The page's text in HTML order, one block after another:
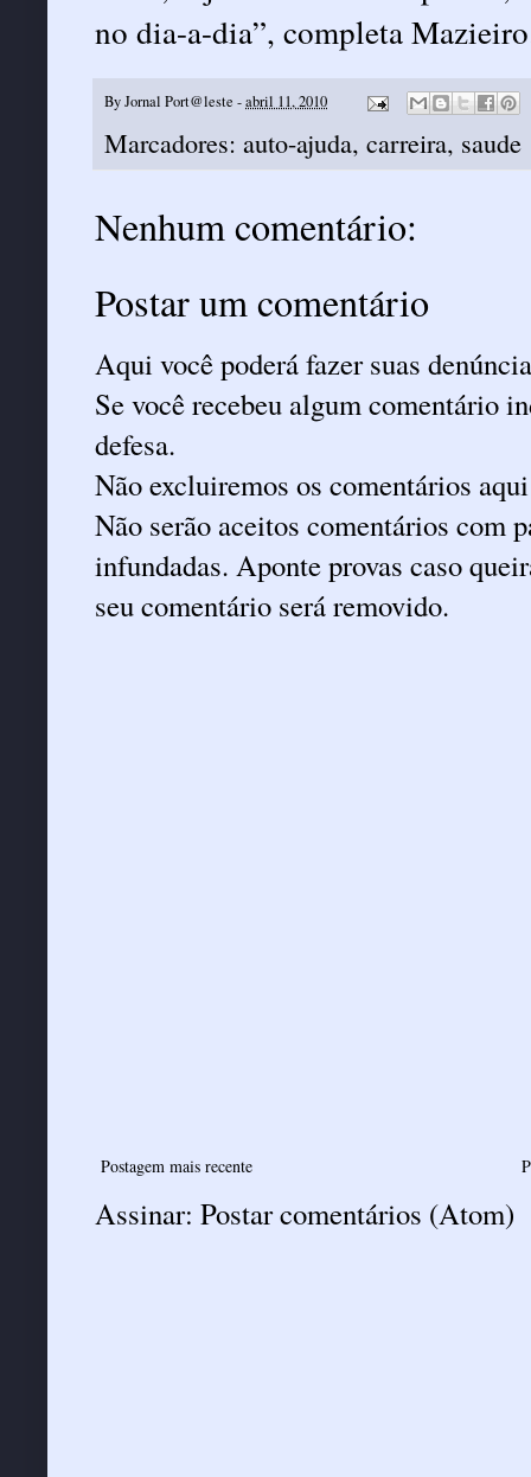
no dia-a-dia”, completa
ByJornal Port@leste -abril 11, 2010
Marcadores: auto-ajuda, carreira, saude
Nenhum comentário:
Postar um comentário
Aqui você poderá fazer suas
Se você recebeu algum comentário
defesa.
Não excluiremos os comentários
Não serão aceitos comentários com
infundadas. Aponte provas caso
seu comentário será removido.
Postagem mais recente
Assinar: Postar comentários (Atom)